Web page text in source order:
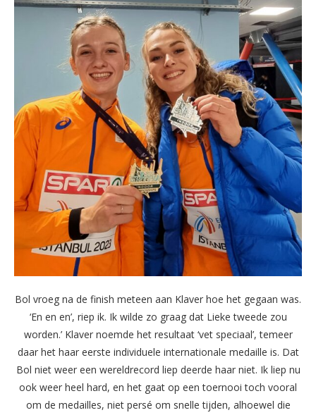
Bol vroeg na de finish meteen aan Klaver hoe het gegaan was.
‘En en en’, riep ik. Ik wilde zo graag dat Lieke tweede zou
worden.’ Klaver noemde het resultaat ‘vet speciaal’, temeer
daar het haar eerste individuele internationale medaille is. Dat
Bol niet weer een wereldrecord liep deerde haar niet. Ik liep nu
ook weer heel hard, en het gaat op een toernooi toch vooral
om de medailles, niet persé om snelle tijden, alhoewel die